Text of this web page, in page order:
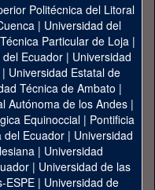
Politécnica del Litoral
| Universidad del
Particular de Loja|
Ecuador| Universidad
| Universidad Estatal de
Técnica de Ambato |
Autónoma de los Andes|
Equinoccial| Pontificia
del Ecuador | Universidad
| Universidad
| Universidad de las
ESPE | Universidad de